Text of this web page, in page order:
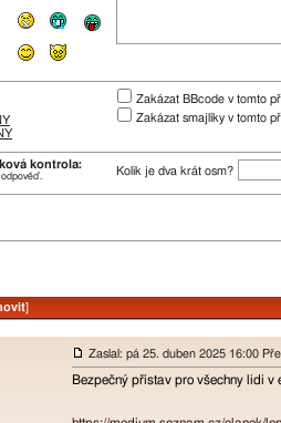
Zakázat BBcode v tomto
Zakázat smajlíky v tomto
kontrola:
Kolik je dva krát osm?
]
Zaslal: pá 25. duben 2025 16:00
Bezpečný přístav pro všechny lidi v